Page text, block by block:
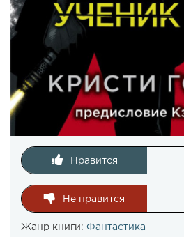
Нравится
Не нравится
Жанр книги: Фантастика